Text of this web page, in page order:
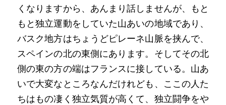
くなりますから、あんまり話しませんが、もと
もと独立運動をしていた山あいの地域であり、
バスク地方はちょうどピレーネ山脈を挟んで、
スペインの北の東側にあります。そしてその北
側の東の方の端はフランスに接している。山あ
いで大変なところなんだけれども、ここの人た
ちはもの凄く独立気質が高くて、独立闘争をや